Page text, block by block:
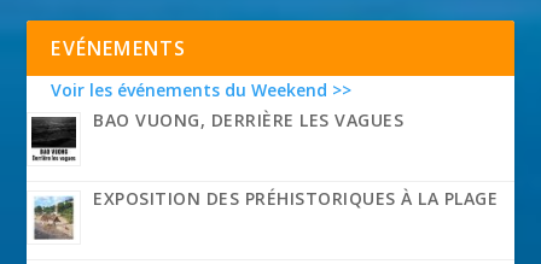
EVÉNEMENTS
Voir les événements du Weekend >>
BAO VUONG, DERRIÈRE LES VAGUES
EXPOSITION DES PRÉHISTORIQUES À LA PLAGE